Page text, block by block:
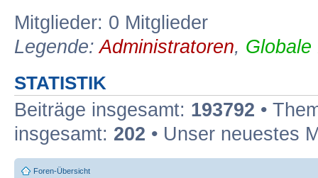
Mitglieder: 0 Mitglieder
Legende:Administratoren, Globale
STATISTIK
Beiträge insgesamt: 193792 •
insgesamt: 202 • Unser neuestes
Foren-Übersicht